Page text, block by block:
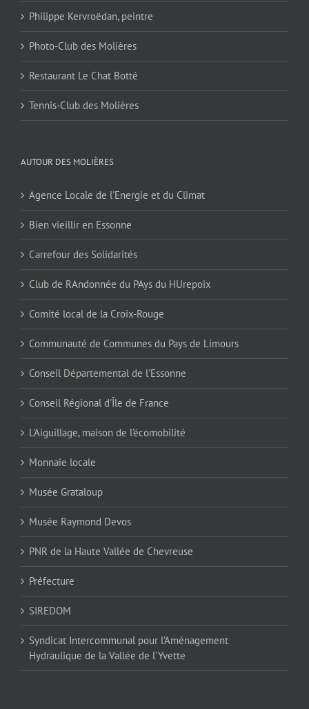
Philippe Kervroëdan, peintre
Photo-Club des Molières
Restaurant Le Chat Botté
Tennis-Club des Molières
AUTOUR DES MOLIÈRES
Agence Locale de l'Energie et du Climat
Bien vieillir en Essonne
Carrefour des Solidarités
Club de RAndonnée du PAys du HUrepoix
Comité local de la Croix-Rouge
Communauté de Communes du Pays de Limours
Conseil Départemental de l'Essonne
Conseil Régional d'Île de France
L'Aiguillage, maison de l'écomobilité
Monnaie locale
Musée Grataloup
Musée Raymond Devos
PNR de la Haute Vallée de Chevreuse
Préfecture
SIREDOM
Syndicat Intercommunal pour l’Aménagement
Hydraulique de la Vallée de l’Yvette